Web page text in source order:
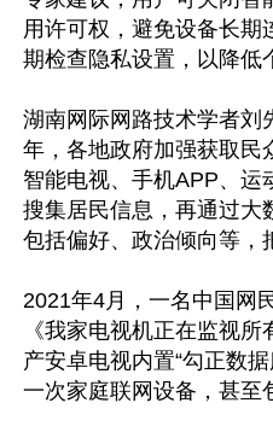
用许可权，避免设备长期
期检查隐私设置，以降低
湖南网际网路技术学者刘
年，各地政府加强获取民
智能电视、手机APP、运
搜集居民信息，再通过大
包括偏好、政治倾向等，
2021年4月，一名中国网
《我家电视机正在监视
产安卓电视内置“勾正数
一次家庭联网设备，甚至